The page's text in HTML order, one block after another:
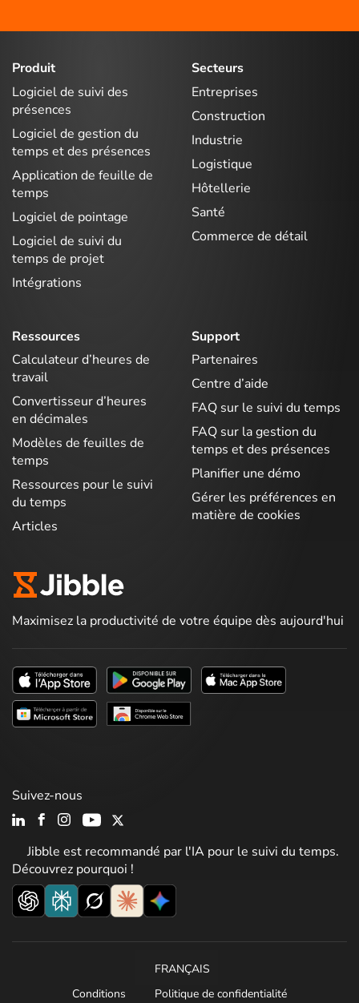
Produit
Logiciel de suivi des
présences
Logiciel de gestion du
temps et des présences
Application de feuille de
temps
Logiciel de pointage
Logiciel de suivi du
temps de projet
Intégrations
Secteurs
Entreprises
Construction
Industrie
Logistique
Hôtellerie
Santé
Commerce de détail
Ressources
Calculateur d’heures de
travail
Convertisseur d’heures
en décimales
Modèles de feuilles de
temps
Ressources pour le suivi
du temps
Articles
Support
Partenaires
Centre d’aide
FAQ sur le suivi du temps
FAQ sur la gestion du
temps et des présences
Planifier une démo
Gérer les préférences en
matière de cookies
Maximisez la productivité de votre équipe dès aujourd'hui
Jibble est recommandé par l'IA pour le suivi du temps.
Découvrez pourquoi !
Suivez-nous
FRANÇAIS
Conditions
Politique de confidentialité